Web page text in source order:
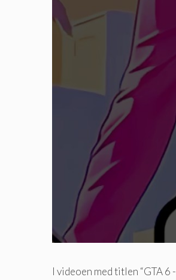
I videoen med titlen “GTA